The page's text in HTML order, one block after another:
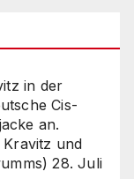
in der
Cis-
an.
und
28. Juli